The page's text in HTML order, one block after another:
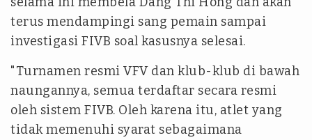
terus mendampingi sang pemain sampai
investigasi FIVB soal kasusnya selesai.
"Turnamen resmi VFV dan klub-klub di bawah
naungannya, semua terdaftar secara resmi
oleh sistem FIVB. Oleh karena itu, atlet yang
tidak memenuhi syarat sebagaimana